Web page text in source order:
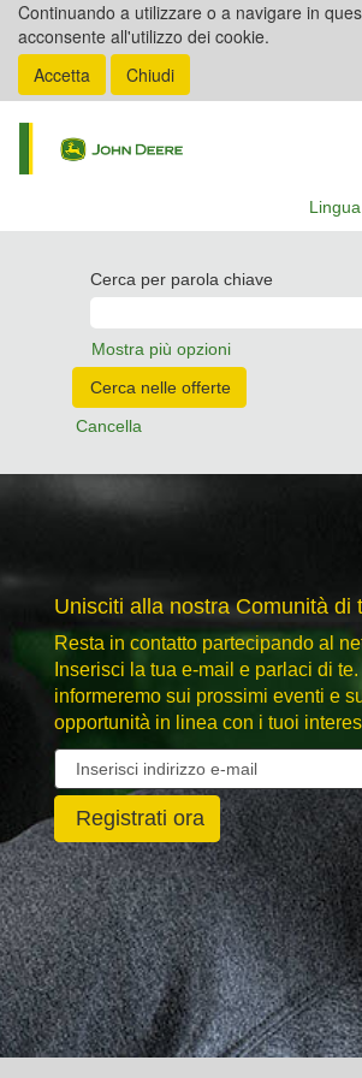
Continuando a utilizzare o a navigare in
acconsente all'utilizzo dei cookie.
Accetta
Chiudi
Lingua
Cerca per parola chiave
Mostra più opzioni
Cancella
Unisciti alla nostra Comunità di
Resta in contatto partecipando al
Inserisci la tua e-mail e parlaci di te.
informeremo sui prossimi eventi e
opportunità in linea con i tuoi